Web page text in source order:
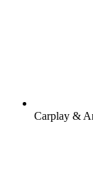
Carplay &